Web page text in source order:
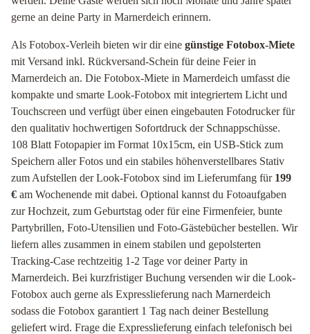
gerne an deine Party in Marnerdeich erinnern.
Als Fotobox-Verleih bieten wir dir eine günstige Fotobox-Miete
mit Versand inkl. Rückversand-Schein für deine Feier in
Marnerdeich an. Die Fotobox-Miete in Marnerdeich umfasst die
kompakte und smarte Look-Fotobox mit integriertem Licht und
Touchscreen und verfügt über einen eingebauten Fotodrucker für
den qualitativ hochwertigen Sofortdruck der Schnappschüsse.
108 Blatt Fotopapier im Format 10x15cm, ein USB-Stick zum
Speichern aller Fotos und ein stabiles höhenverstellbares Stativ
zum Aufstellen der Look-Fotobox sind im Lieferumfang für 199
€ am Wochenende mit dabei. Optional kannst du Fotoaufgaben
zur Hochzeit, zum Geburtstag oder für eine Firmenfeier, bunte
Partybrillen, Foto-Utensilien und Foto-Gästebücher bestellen. Wir
liefern alles zusammen in einem stabilen und gepolsterten
Tracking-Case rechtzeitig 1-2 Tage vor deiner Party in
Marnerdeich. Bei kurzfristiger Buchung versenden wir die Look-
Fotobox auch gerne als Expresslieferung nach Marnerdeich
sodass die Fotobox garantiert 1 Tag nach deiner Bestellung
geliefert wird. Frage die Expresslieferung einfach telefonisch bei